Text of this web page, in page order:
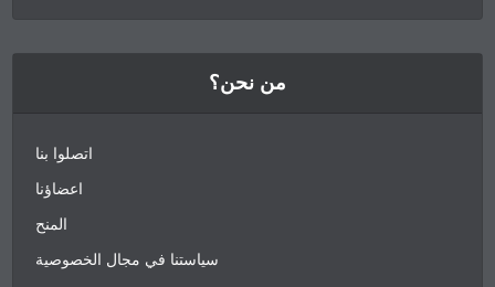
من نحن؟
اتصلوا بنا
اعضاؤنا
المنح
سياستنا في مجال الخصوصية